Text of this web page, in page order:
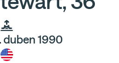
duben 1990